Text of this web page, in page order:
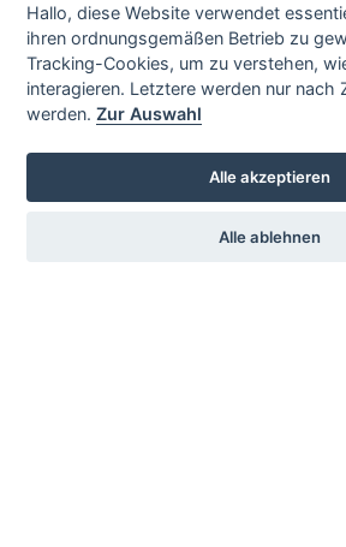
Mitglied
Chronik
Impressum
Service
Deutsch
Hallo, diese Website verwendet
ihren ordnungsgemäßen Betrieb zu
Tracking-Cookies, um zu verstehen,
interagieren. Letztere werden nur nach
werden.Zur Auswahl
Alle akzeptieren
Alle ablehnen